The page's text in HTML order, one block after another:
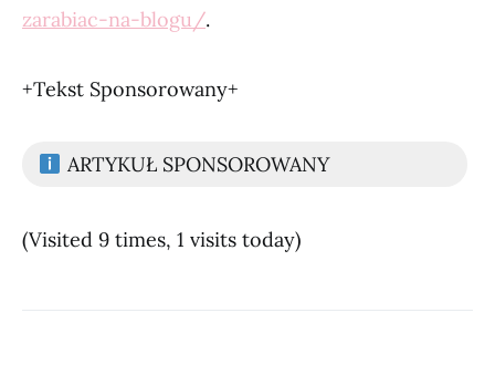
zarabiac-na-blogu/.
+Tekst Sponsorowany+
ARTYKUŁ SPONSOROWANY
(Visited 9 times, 1 visits today)